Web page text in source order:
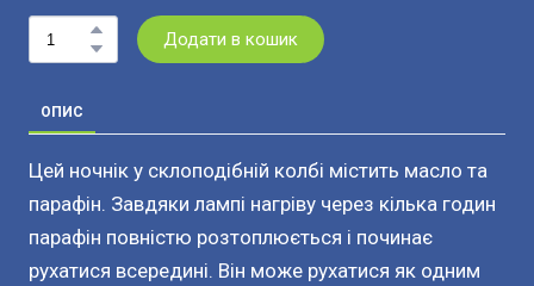
Додати в кошик
ОПИС
Цей ночнік у склоподібній колбі містить масло та
парафін. Завдяки лампі нагріву через кілька годин
парафін повністю розтоплюється і починає
рухатися всередині. Він може рухатися як одним